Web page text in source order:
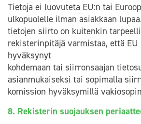
Tietoja ei luovuteta EU:n tai
ulkopuolelle ilman asiakkaan
tietojen siirto on kuitenkin
rekisterinpitäjä varmistaa, että EU
hyväksynyt
kohdemaan tai siirronsaajan
asianmukaiseksi tai sopimalla
komission hyväksymillä
8. Rekisterin suojauksen